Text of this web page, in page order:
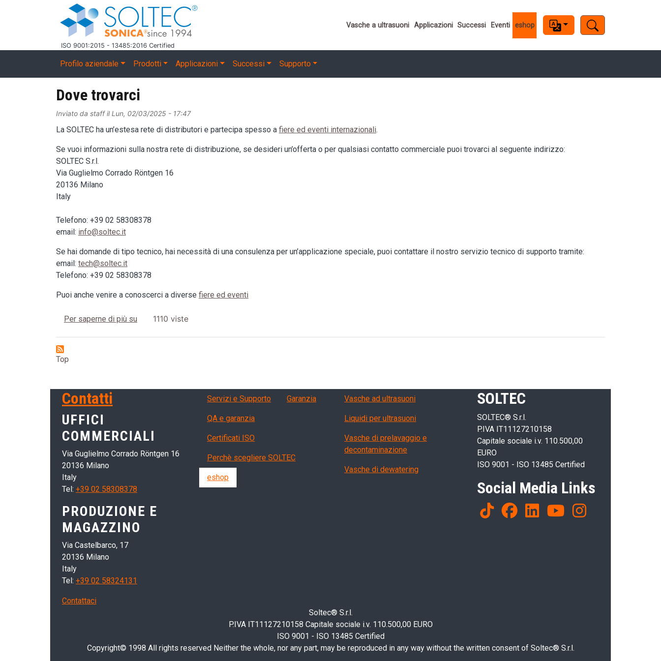
Salta al contenuto principale
ISO 9001:2015 - 13485:2016 Certified
Important links
Vasche a ultrasuoni Applicazioni Successi Eventi eshop
Main navigation
Profilo aziendale Prodotti Applicazioni Successi Supporto
Dove trovarci
Inviato da staffilLun, 02/03/2025 - 17:47
La SOLTEC ha un’estesa rete di distributori e partecipa spesso a fiere ed eventi internazionali.
Se vuoi informazioni sulla nostra rete di distribuzione, se desideri un’offerta o per qualsiasi contatto commerciale puoi trovarci al seguente indirizzo:
SOLTEC S.r.l.
Via Guglielmo Corrado Röntgen 16
20136 Milano
Italy
Telefono: +39 02 58308378
email: info@soltec.it
Se hai domande di tipo tecnico, hai necessità di una consulenza per un’applicazione speciale, puoi contattare il nostro servizio tecnico di supporto tramite:
email: tech@soltec.it
Telefono: +39 02 58308378
Puoi anche venire a conoscerci a diverse fiere ed eventi
Per saperne di più su Dove trovarci
1110 viste
Top
SOLTEC
SOLTEC® S.r.l.
P.IVA IT11127210158
Capitale sociale i.v. 110.500,00
EURO
ISO 9001 - ISO 13485 Certified
Social Media Links
Products
Vasche ad ultrasuoni
Liquidi per ultrasuoni
Vasche di prelavaggio e
decontaminazione
Vasche di dewatering
Servizi, garanzia, QA
Servizi e Supporto Garanzia
QA e garanzia
Certificati ISO
Perchè scegliere SOLTEC
eshop
Contatti
UFFICI
COMMERCIALI
Via Guglielmo Corrado Röntgen 16
20136 Milano
Italy
Tel: +39 02 58308378
PRODUZIONE E
MAGAZZINO
Via Castelbarco, 17
20136 Milano
Italy
Tel: +39 02 58324131
Contattaci
Soltec® S.r.l.
P.IVA IT11127210158 Capitale sociale i.v. 110.500,00 EURO
ISO 9001 - ISO 13485 Certified
Copyright© 1998 All rights reserved Neither the whole, nor any part, may be reproduced in any way without the written consent of Soltec® S.r.l.